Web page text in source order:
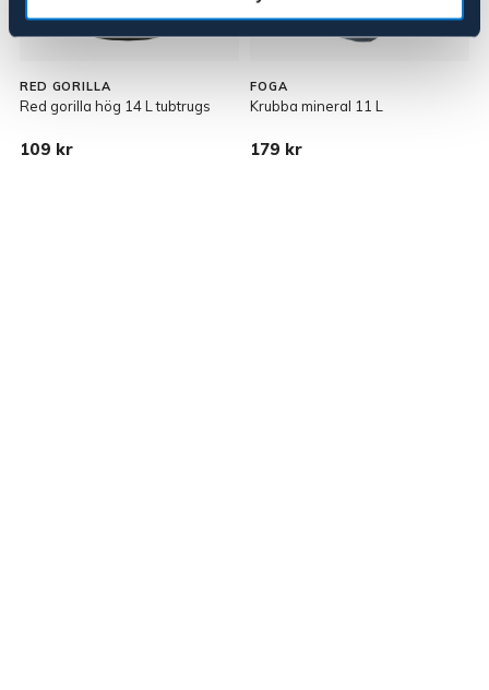
RED GORILLA
Red gorilla hög 14 L tubtrugs
109 kr
FOGA
Krubba mineral 11 L
179 kr